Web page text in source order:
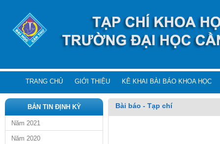
TRANG CHỦ GIỚI THIỆU KÊ KHAI BÀI BÁO KHOA HỌC
BẢN TIN ĐỊNH KỲ
Năm 2021
Năm 2020
Bài báo - Tạp chí